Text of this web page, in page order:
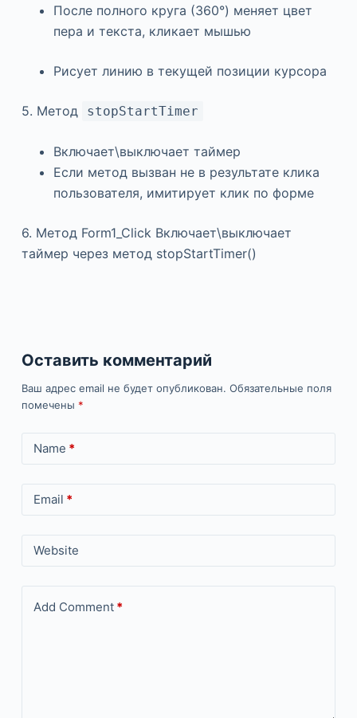
После полного круга (360°) меняет цвет
пера и текста, кликает мышью
Рисует линию в текущей позиции курсора
5. Метод stopStartTimer
Включает\выключает таймер
Если метод вызван не в результате клика
пользователя, имитирует клик по форме
6. Метод Form1_Click Включает\выключает
таймер через метод stopStartTimer()
Оставить комментарий
Ваш адрес email не будет опубликован. Обязательные поля
помечены *
Name *
Email *
Website
Add Comment*